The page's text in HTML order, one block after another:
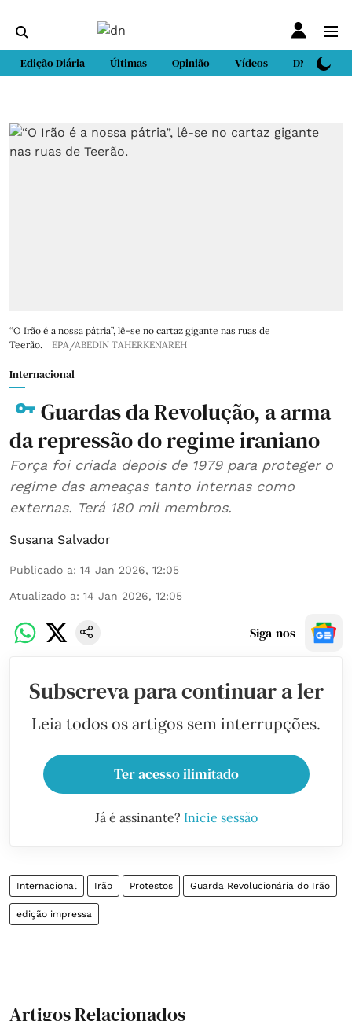
Edição Diária Últimas Opinião Vídeos DN Sport
“O Irão é a nossa pátria”, lê-se no cartaz gigante nas ruas de
Teerão.
EPA/ABEDIN TAHERKENAREH
Internacional
Guardas da Revolução, a arma
da repressão do regime iraniano
Força foi criada depois de 1979 para proteger o
regime das ameaças tanto internas como
externas. Terá 180 mil membros.
Susana Salvador
Publicado a: 14 Jan 2026, 12:05
Atualizado a: 14 Jan 2026, 12:05
Siga-nos
Subscreva para continuar a ler
Leia todos os artigos sem interrupções.
Ter acesso ilimitado
Já é assinante? Inicie sessão
Internacional Irão Protestos Guarda Revolucionária do Irão
edição impressa
Artigos Relacionados